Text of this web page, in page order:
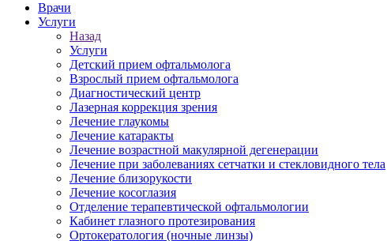
Врачи
Услуги
Назад
Услуги
Детский прием офтальмолога
Взрослый прием офтальмолога
Диагностический центр
Лазерная коррекция зрения
Лечение глаукомы
Лечение катаракты
Лечение возрастной макулярной дегенерации
Лечение при заболеваниях сетчатки и стекловидного тела
Лечение близорукости
Лечение косоглазия
Отделение терапевтической офтальмологии
Кабинет глазного протезирования
Ортокератология (ночные линзы)